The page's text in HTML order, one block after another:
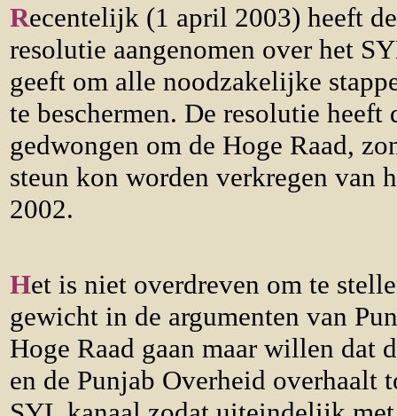
Recentelijk (1 april 2003) heeft
resolutie aangenomen over het
geeft om alle noodzakelijke
te beschermen. De resolutie
gedwongen om de Hoge Raad,
steun kon worden verkregen van
2002.
Het is niet overdreven om te
gewicht in de argumenten van
Hoge Raad gaan maar willen dat
en de Punjab Overheid overhaalt